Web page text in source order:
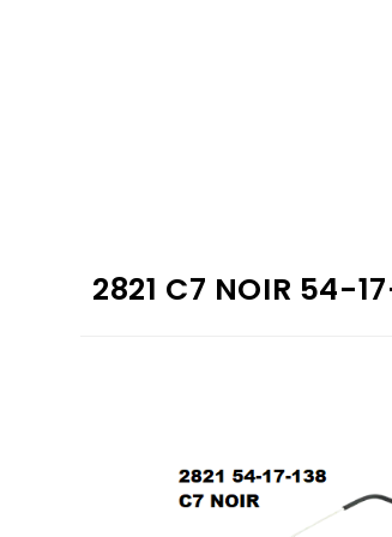
2821 C7 NOIR 54-